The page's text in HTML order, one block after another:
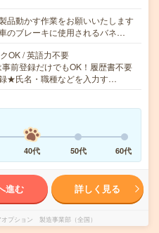
品動かす作業をお願いいたします
のブレーキに使用されるバネ…
OK / 英語力不要
前登録だけでもOK！履歴書不要
★氏名・職種などを入力す…
40代 50代 60代
進む 詳しく見る
プション 製造事業部（全国）